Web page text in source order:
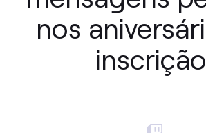
nos